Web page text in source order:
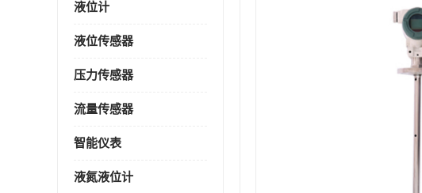
液位计
液位传感器
压力传感器
流量传感器
智能仪表
液氮液位计